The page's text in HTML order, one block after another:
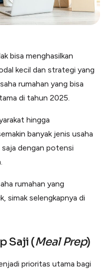
Dan CC
API
bisa menghasilkan
kecil dan strategi yang
rumahan yang bisa
di tahun 2025.
hingga
banyak jenis usaha
saja dengan potensi
rumahan yang
simak selengkapnya di
Saji (Meal Prep)
prioritas utama bagi